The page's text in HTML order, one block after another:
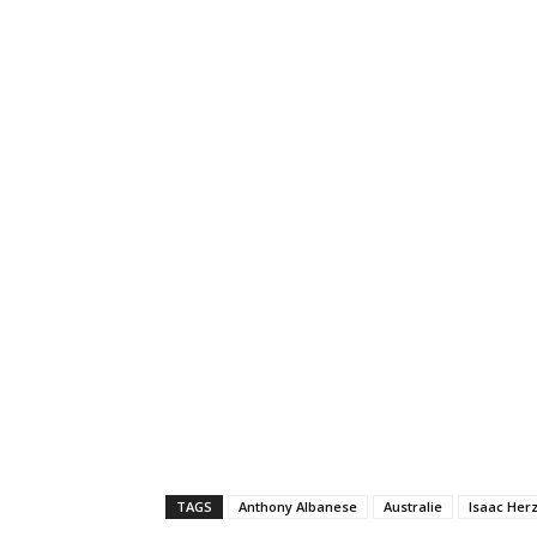
TAGS Anthony Albanese Australie Isaac